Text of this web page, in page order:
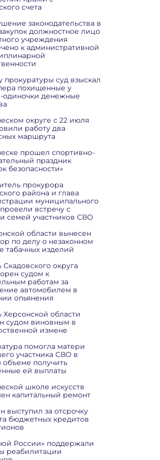
счета
законодательства в
должностное лицо
учреждения
к административной
прокуратуры суд взыскал
похищенные у
одиночки денежные
округе с 22 июля
работу два
маршрута
прошел спортивно-
праздник
безопасности»
прокурора
района и глава
муниципального
встречу с
семей участников СВО
области вынесен
по делу о незаконном
табачных изделий
округа
судом к
работам за
автомобилем в
опьянения
области
судом виновным в
измене
помогла матери
участника СВО в
объеме получить
ей выплаты
школе искусств
капитальный ремонт
выступил за отсрочку
бюджетных кредитов
России» поддержали
реабилитации